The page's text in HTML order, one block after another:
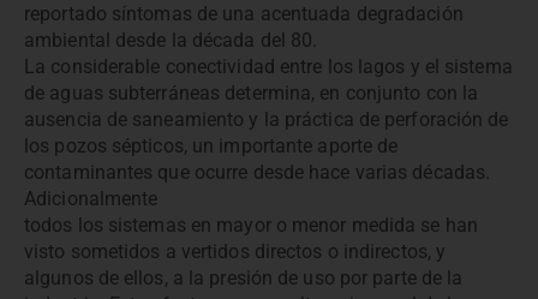
reportado síntomas de una acentuada degradación
ambiental desde la década del 80.
La considerable conectividad entre los lagos y el sistema
de aguas subterráneas determina, en conjunto con la
ausencia de saneamiento y la práctica de perforación de
los pozos sépticos, un importante aporte de
contaminantes que ocurre desde hace varias décadas.
Adicionalmente
todos los sistemas en mayor o menor medida se han
visto sometidos a vertidos directos o indirectos, y
algunos de ellos, a la presión de uso por parte de la